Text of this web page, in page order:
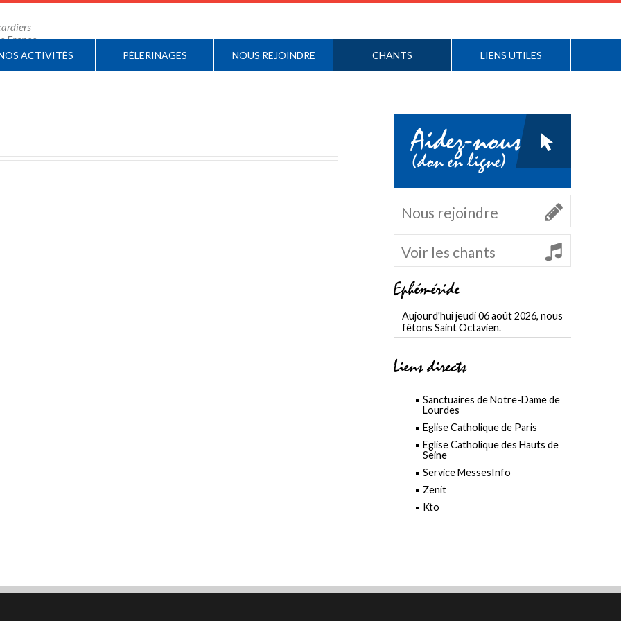
France
ACTIVITÉS PÈLERINAGES NOUS REJOINDRE CHANTS LIENS UTILES
Aidez-nous
(don en ligne)
Nous rejoindre
Voir les chants
Ephéméride
Aujourd'hui jeudi 06 août 2026, nous
fêtons Saint Octavien.
Liens directs
Sanctuaires de Notre-Dame de
Lourdes
Eglise Catholique de Paris
Eglise Catholique des Hauts de
Seine
Service MessesInfo
Zenit
Kto